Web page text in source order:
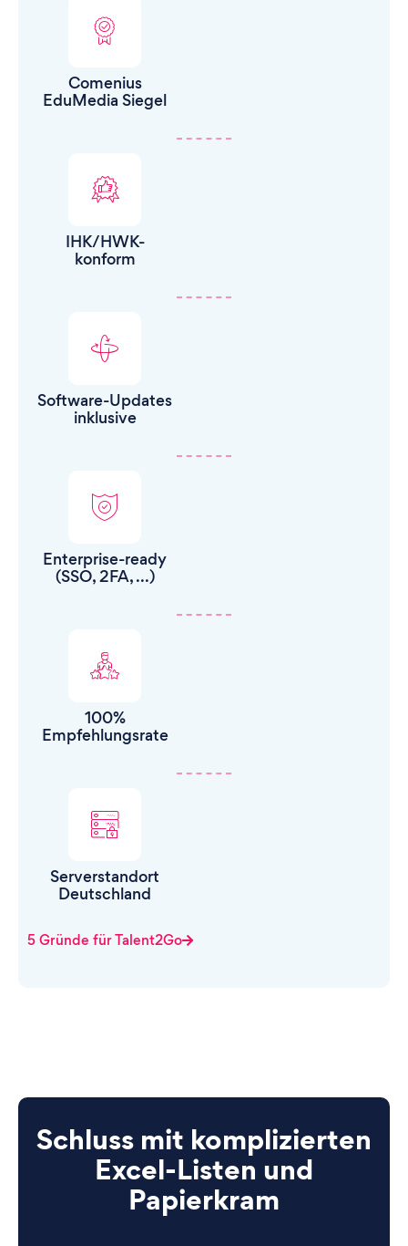
Comenius
EduMedia Siegel
IHK/HWK-
konform
Software-Updates
inklusive
Enterprise-ready
(SSO, 2FA, ...)
100%
Empfehlungsrate
Serverstandort
Deutschland
5 Gründe für Talent2Go
Schluss mit komplizierten
Excel-Listen und
Papierkram